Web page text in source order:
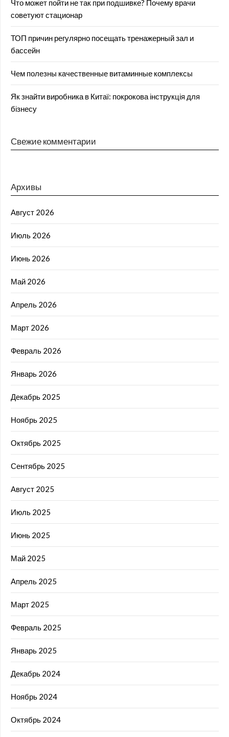
Что может пойти не так при подшивке? Почему врачи
советуют стационар
ТОП причин регулярно посещать тренажерный зал и
бассейн
Чем полезны качественные витаминные комплексы
Як знайти виробника в Китаї: покрокова інструкція для
бізнесу
Свежие комментарии
Архивы
Август 2026
Июль 2026
Июнь 2026
Май 2026
Апрель 2026
Март 2026
Февраль 2026
Январь 2026
Декабрь 2025
Ноябрь 2025
Октябрь 2025
Сентябрь 2025
Август 2025
Июль 2025
Июнь 2025
Май 2025
Апрель 2025
Март 2025
Февраль 2025
Январь 2025
Декабрь 2024
Ноябрь 2024
Октябрь 2024